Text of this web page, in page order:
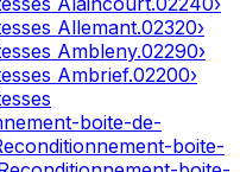
Allemant.02320›
Ambleny.02290›
Ambrief.02200›
boite-de-
boite-